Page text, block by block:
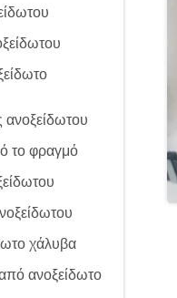
το φραγμό
χάλυβα
ανοξείδωτο